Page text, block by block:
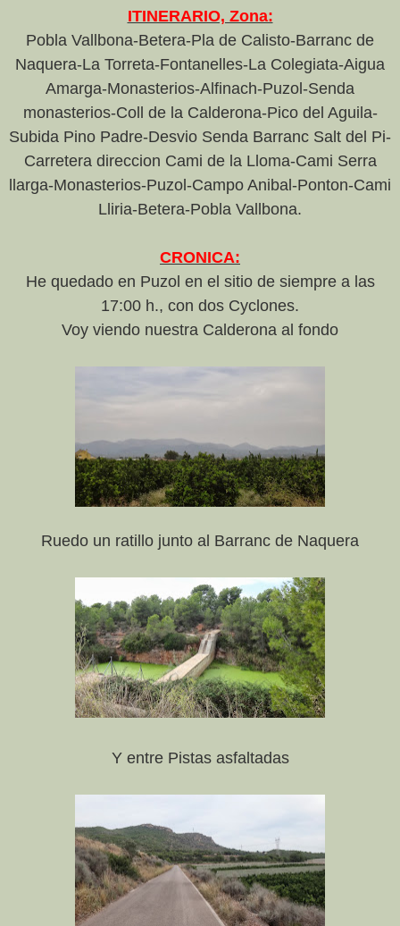
ITINERARIO, Zona:
Pobla Vallbona-Betera-Pla de Calisto-Barranc de
Naquera-La Torreta-Fontanelles-La Colegiata-Aigua
Amarga-Monasterios-Alfinach-Puzol-Senda
monasterios-Coll de la Calderona-Pico del Aguila-
Subida Pino Padre-Desvio Senda Barranc Salt del Pi-
Carretera direccion Cami de la Lloma-Cami Serra
llarga-Monasterios-Puzol-Campo Anibal-Ponton-Cami
Lliria-Betera-Pobla Vallbona.
CRONICA:
He quedado en Puzol en el sitio de siempre a las
17:00 h., con dos Cyclones.
Voy viendo nuestra Calderona al fondo
Ruedo un ratillo junto al Barranc de Naquera
Y entre Pistas asfaltadas